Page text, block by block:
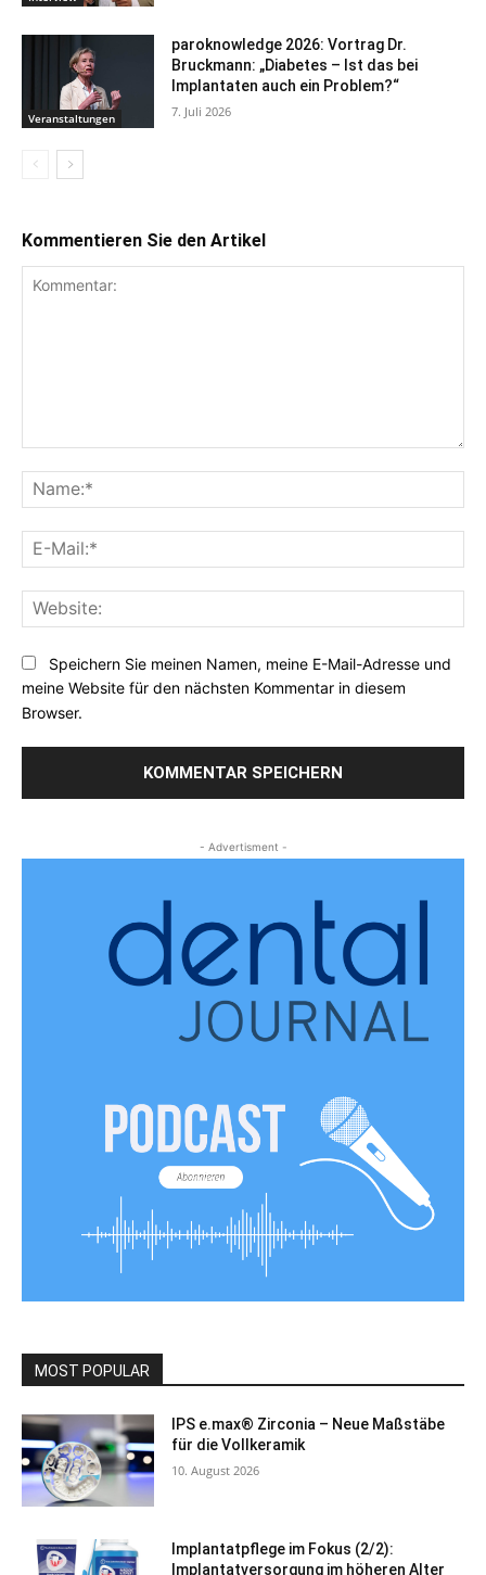
Veranstaltungen
paroknowledge 2026: Vortrag Dr.
Bruckmann: „Diabetes – Ist das bei
Implantaten auch ein Problem?“
7. Juli 2026
Kommentieren Sie den Artikel
Speichern Sie meinen Namen, meine E-Mail-Adresse und
meine Website für den nächsten Kommentar in diesem
Browser.
- Advertisment -
MOST POPULAR
IPS e.max® Zirconia – Neue Maßstäbe
für die Vollkeramik
10. August 2026
Implantatpflege im Fokus (2/2):
Implantatversorgung im höheren Alter